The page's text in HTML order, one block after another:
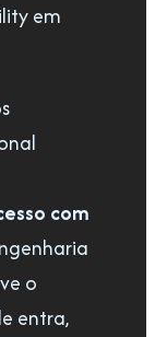
em
com
o
entra,